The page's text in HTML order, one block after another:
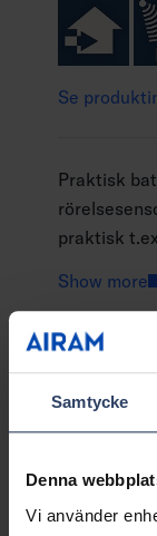
Samtycke
Denna
Vi använder
Se
Praktisk
praktisk
nästan i
Show more